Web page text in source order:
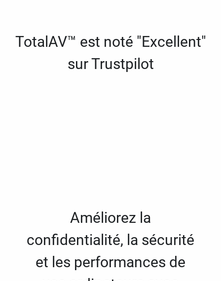
TotalAV™ est noté "Excellent"
sur Trustpilot
Améliorez la
confidentialité, la sécurité
et les performances de